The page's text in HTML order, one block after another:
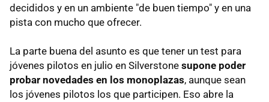
decididos y en un ambiente "de buen tiempo" y en una
pista con mucho que ofrecer.
La parte buena del asunto es que tener un test para
jóvenes pilotos en julio en Silverstone supone poder
probar novedades en los monoplazas, aunque sean
los jóvenes pilotos los que participen. Eso abre la